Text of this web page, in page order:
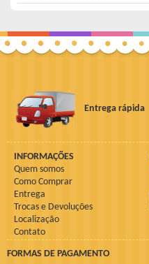
Entrega rápida
INFORMAÇÕES
Quem somos
Como Comprar
Entrega
Trocas e Devoluções
Localização
Contato
FORMAS DE PAGAMENTO